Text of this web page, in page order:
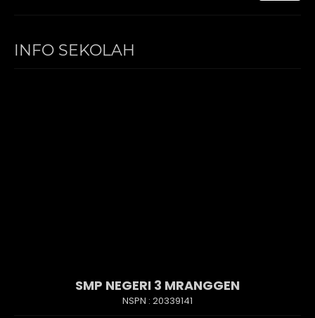
INFO SEKOLAH
SMP NEGERI 3 MRANGGEN
NSPN : 20339141